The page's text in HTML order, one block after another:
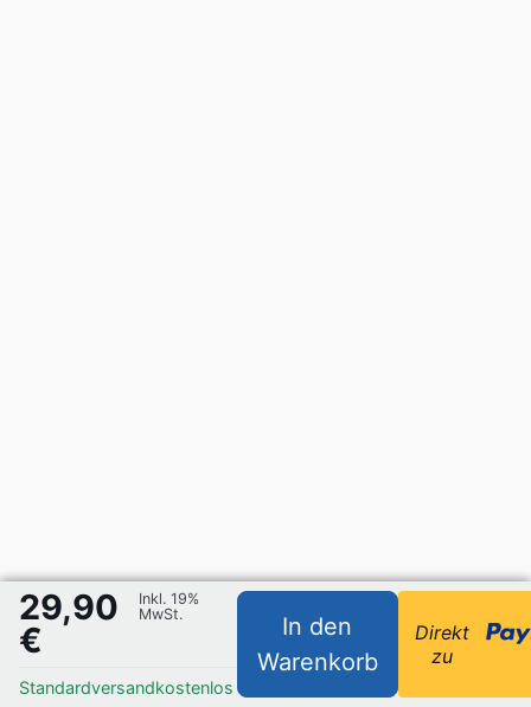
29,90
€
Inkl. 19%
MwSt.
Standardversandkostenlos
In den
Warenkorb
Direkt
zu